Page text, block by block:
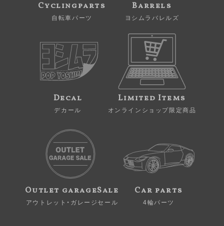
Cyclingparts
自転車パーツ
Barrels
ヨシムラバレルズ
Decal
デカール
Limited Items
オンラインショップ限定商品
Outlet garageSale
アウトレット・ガレージセール
Car parts
4輪パーツ